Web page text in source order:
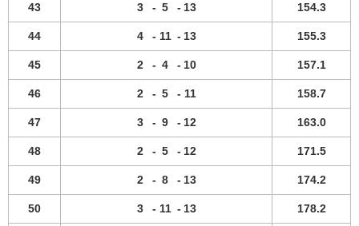
43 3 - 5 - 13 154.3
44 4 - 11 - 13 155.3
45 2 - 4 - 10 157.1
46 2 - 5 - 11 158.7
47 3 - 9 - 12 163.0
48 2 - 5 - 12 171.5
49 2 - 8 - 13 174.2
50 3 - 11 - 13 178.2